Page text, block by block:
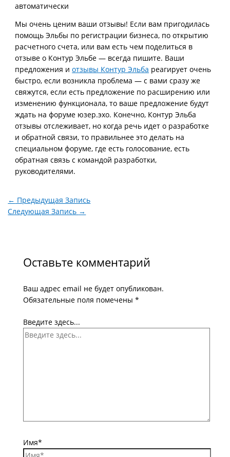
автоматически
Мы очень ценим ваши отзывы! Если вам пригодилась
помощь Эльбы по регистрации бизнеса, по открытию
расчетного счета, или вам есть чем поделиться в
отзыве о Контур Эльбе — всегда пишите. Ваши
предложения иотзывы Контур Эльба реагирует очень
быстро, если возникла проблема — с вами сразу же
свяжутся, если есть предложение по расширению или
изменению функционала, то ваше предложение будут
ждать на форуме юзер.эхо. Конечно, Контур Эльба
отзывы отслеживает, но когда речь идет о разработке
и обратной связи, то правильнее это делать на
специальном форуме, где есть голосование, есть
обратная связь с командой разработки,
руководителями.
← Предыдущая Запись
Следующая Запись →
Оставьте комментарий
Ваш адрес email не будет опубликован.
Обязательные поля помечены *
Введите здесь...
Имя*